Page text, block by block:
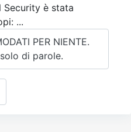
Security è stata
...
PER NIENTE.
di parole.